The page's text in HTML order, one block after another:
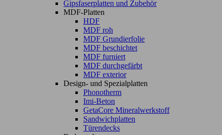
Gipsfaserplatten und Zubehör
MDF-Platten
HDF
MDF roh
MDF Grundierfolie
MDF beschichtet
MDF furniert
MDF durchgefärbt
MDF exterior
Design- und Spezialplatten
Phonotherm
Imi-Beton
GetaCore Mineralwerkstoff
Sandwichplatten
Türendecks